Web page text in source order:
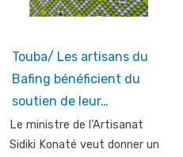
Touba/ Les artisans du
Bafing bénéficient du
soutien de leur…
Le ministre de l'Artisanat
Sidiki Konaté veut donner un